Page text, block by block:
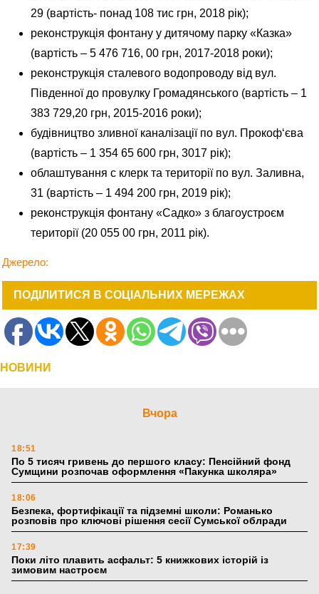
29 (вартість- понад 108 тис грн, 2018 рік);
реконструкція фонтану у дитячому парку «Казка»
(вартість – 5 476 716, 00 грн, 2017-2018 роки);
реконструкція сталевого водопроводу від вул.
Південної до провулку Громадянського (вартість – 1
383 729,20 грн, 2015-2016 роки);
будівництво зливної каналізації по вул. Прокоф‘єва
(вартість – 1 354 65 600 грн, 3017 рік);
облаштування с клерк та території по вул. Заливна,
31 (вартість – 1 494 200 грн, 2019 рік);
реконструкція фонтану «Садко» з благоустроєм
території (20 055 00 грн, 2011 рік).
Джерело:
ПОДІЛИТИСЯ В СОЦІАЛЬНИХ МЕРЕЖАХ
НОВИНИ
Вчора
18:51
По 5 тисяч гривень до першого класу: Пенсійний фонд
Сумщини розпочав оформлення «Пакунка школяра»
18:06
Безпека, фортифікації та підземні школи: Романько
розповів про ключові рішення сесії Сумської облради
17:39
Поки літо плавить асфальт: 5 книжкових історій із
зимовим настроєм